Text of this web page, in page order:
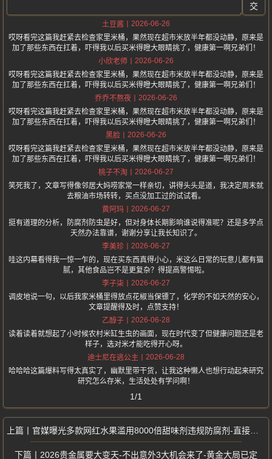
交
土豆酱
2026-06-26
哎呀看完这篇我赶紧去检查家里米桶，果然现在超市米放半年都没动静，原来是
加了那些东西在扛着，吓得我以后买米得瞪大眼睛挑了，健康第一啊兄弟们！
小欣老师
2026-06-26
哎呀看完这篇我赶紧去检查家里米桶，果然现在超市米放半年都没动静，原来是
加了那些东西在扛着，吓得我以后买米得瞪大眼睛挑了，健康第一啊兄弟们！
乔乔不熬夜
2026-06-26
哎呀看完这篇我赶紧去检查家里米桶，果然现在超市米放半年都没动静，原来是
加了那些东西在扛着，吓得我以后买米得瞪大眼睛挑了，健康第一啊兄弟们！
黑脸
2026-06-26
哎呀看完这篇我赶紧去检查家里米桶，果然现在超市米放半年都没动静，原来是
加了那些东西在扛着，吓得我以后买米得瞪大眼睛挑了，健康第一啊兄弟们！
桃子不淘
2026-06-27
笑死我了，文章写得像邻居大妈唠家常一样亲切，讲得头头是道，我决定周末就
去粮油市场转转，买点没加工过的试试看。
黄阿玛
2026-06-27
挺有道理的分析，防腐剂防虫是好，但对身体长期影响谁说得准呢？还是多学点
天然办法靠谱，谢谢分享让我长知识了。
李美珍
2026-06-27
哇这内幕看得我一惊一乍的，现在买东西真得小心，米这么日常的玩意儿都有猫
腻，其他食品岂不是更复杂？得提高警惕啦。
李子柒
2026-06-27
调皮地说一句，以后我家米桶里得放点花椒当保镖了，化学的不如天然的安心，
文章提醒得及时，点赞支持！
乙醇子
2026-06-28
读着读着就想起了小时候农村米缸生虫的画面，现在时代变了但健康问题还是老
样子，选对米才能吃得开心呀。
迪士尼在逃公主
2026-06-28
哈哈哈这篇爆料写得太真实了，幽默里带干货，让我这种懒人也想行动起来研究
研究怎么存米，生活处处有学问啊！
1/1
官媒曝光多款网红水果滥用8000倍甜味剂违规防腐剂-直接跌落神坛
2026贵金属要大变天-不出意外3大机会来了-黄金大局已定